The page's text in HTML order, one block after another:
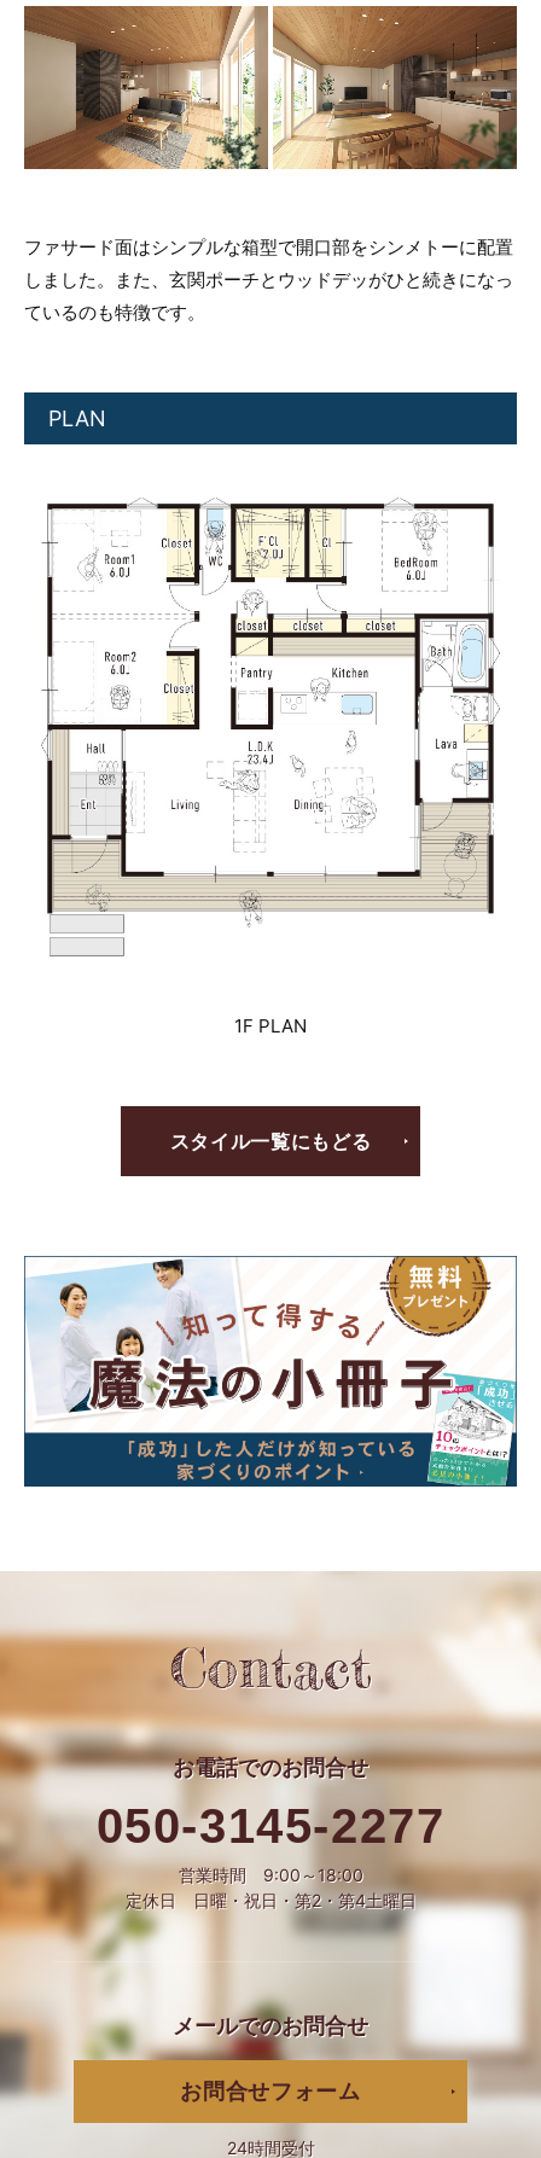
ファサード面はシンプルな箱型で開口部をシンメトーに配置
しました。また、玄関ポーチとウッドデッがひと続きになっ
ているのも特徴です。
PLAN
1F PLAN
スタイル一覧にもどる
Contact
お電話でのお問合せ
050-3145-2277
営業時間 9:00～18:00
定休日 日曜・祝日・第2・第4土曜日
メールでのお問合せ
お問合せフォーム
24時間受付